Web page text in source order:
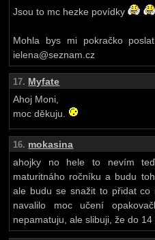
Jsou to mc hezke povídky
Mohla bys mi pokračko
ielena@seznam.cz
17. Myfate
Ahoj Moni,
moc děkuju.
16. mokasina
ahojky no hele to nevím
maturitnáho ročníku a budu
ale budu se snažit to přidat co
navalilo moc učení
nepamatuju, ale slibuji, že do